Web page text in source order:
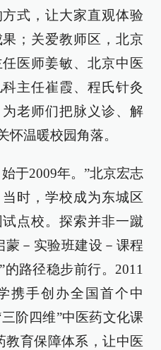
式，让大家直观体验
；关爱教师区，北京
医师姜敏、北京中医
主任崔霞、程氏针灸
老师们把脉义诊、解
怀温暖校园角落。
于2009年。”北京宏志
时，学校成为东城区
点校。探索并非一蹴
蒙－实验班建设－课程
路径稳步前行。2011
携手创办全国首个中
阶四维”中医药文化课
教育保障体系，让中医